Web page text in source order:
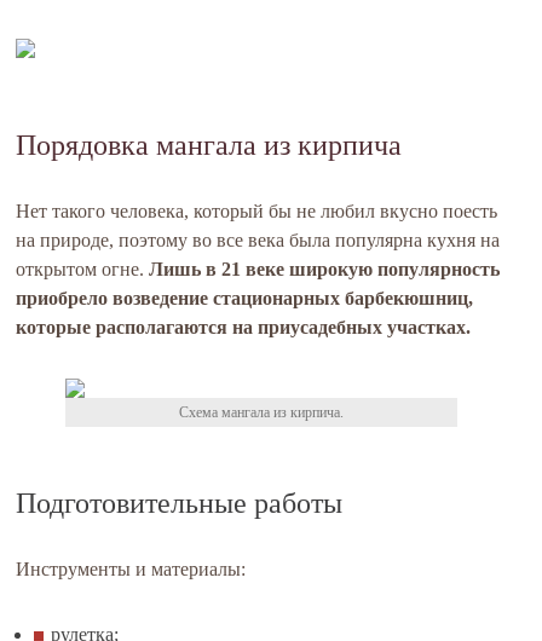
Порядовка мангала из кирпича
Нет такого человека, который бы не любил вкусно поесть
на природе, поэтому во все века была популярна кухня на
открытом огне.Лишь в 21 веке широкую популярность
приобрело возведение стационарных барбекюшниц,
которые располагаются на приусадебных участках.
Схема мангала из кирпича.
Подготовительные работы
Инструменты и материалы:
рулетка;